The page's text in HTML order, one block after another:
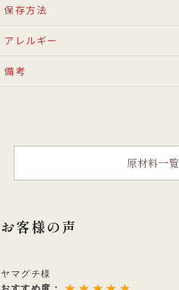
保存方法
アレルギー
備考
原材料一覧
お客様の声
ヤマグチ様